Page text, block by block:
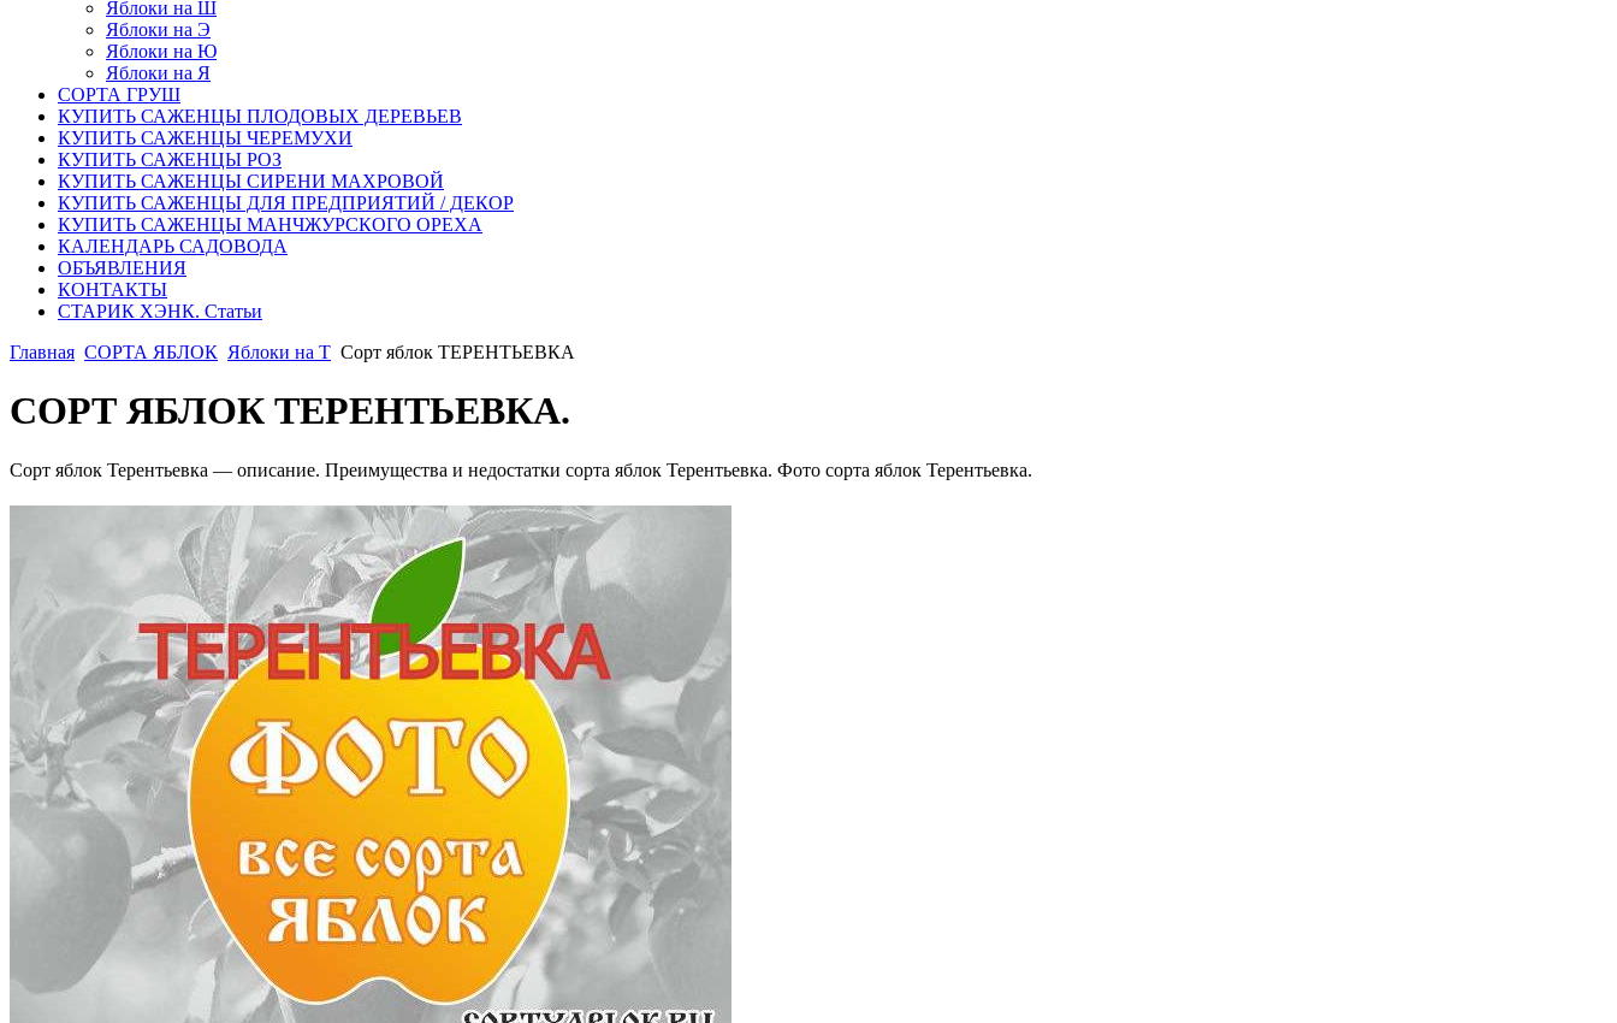
Яблоки на Ш
Яблоки на Э
Яблоки на Ю
Яблоки на Я
СОРТА ГРУШ
КУПИТЬ САЖЕНЦЫ ПЛОДОВЫХ ДЕРЕВЬЕВ
КУПИТЬ САЖЕНЦЫ ЧЕРЕМУХИ
КУПИТЬ САЖЕНЦЫ РОЗ
КУПИТЬ САЖЕНЦЫ СИРЕНИ МАХРОВОЙ
КУПИТЬ САЖЕНЦЫ ДЛЯ ПРЕДПРИЯТИЙ / ДЕКОР
КУПИТЬ САЖЕНЦЫ МАНЧЖУРСКОГО ОРЕХА
КАЛЕНДАРЬ САДОВОДА
ОБЪЯВЛЕНИЯ
КОНТАКТЫ
СТАРИК ХЭНК. Статьи
Главная CОРТА ЯБЛОК Яблоки на Т Сорт яблок ТЕРЕНТЬЕВКА
СОРТ ЯБЛОК ТЕРЕНТЬЕВКА.
Сорт яблок Терентьевка — описание. Преимущества и недостатки сорта яблок Терентьевка. Фото сорта яблок Терентьевка.